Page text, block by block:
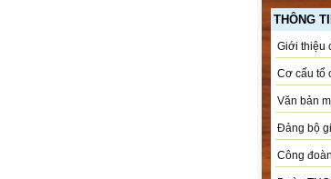
THÔNG
Giới thiệu
Cơ cấu tổ
Văn bản
Đảng bộ
Công